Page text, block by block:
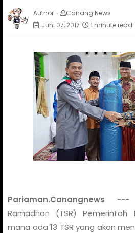
Author -
Canang News
Juni 07, 2017
1 minute read
Pariaman.Canangnews ---
Ramadhan (TSR)
mana ada 13 TSR yang akan